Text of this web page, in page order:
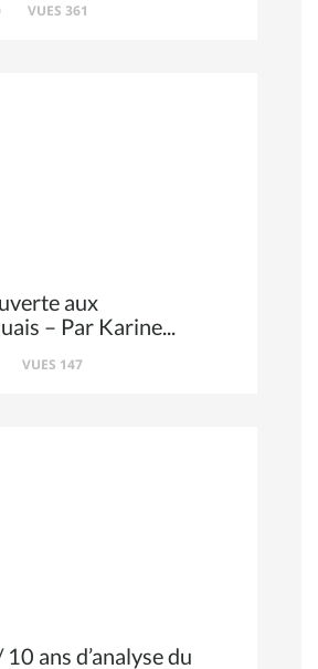
VUES 361
aux
– Par Karine
VUES 147
ans d’analyse du